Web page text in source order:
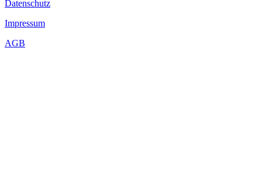
Datenschutz
Impressum
AGB